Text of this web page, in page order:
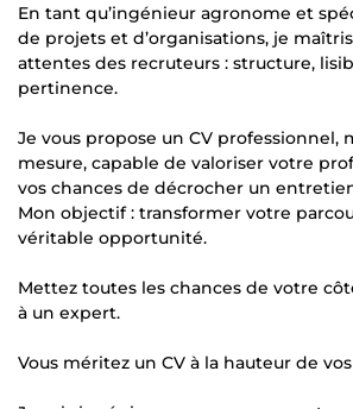
En tant qu’ingénieur agronome et
de projets et d’organisations, je
attentes des recruteurs : structure,
pertinence.
Je vous propose un CV professionnel,
mesure, capable de valoriser votre
vos chances de décrocher un
Mon objectif : transformer votre
véritable opportunité.
Mettez toutes les chances de votre
à un expert.
Vous méritez un CV à la hauteur de